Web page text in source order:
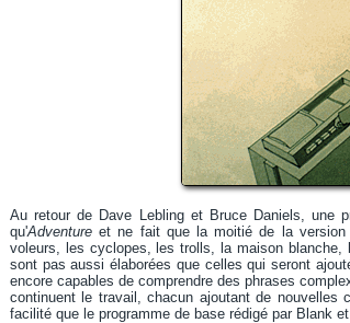
Au retour de Dave Lebling et Bruce Daniels, une
qu'Adventure et ne fait que la moitié de la version
voleurs, les cyclopes, les trolls, la maison
sont pas aussi élaborées que celles qui seront
encore capables de comprendre des phrases
continuent le travail, chacun ajoutant de nouvelles
facilité que le programme de base rédigé par Blank